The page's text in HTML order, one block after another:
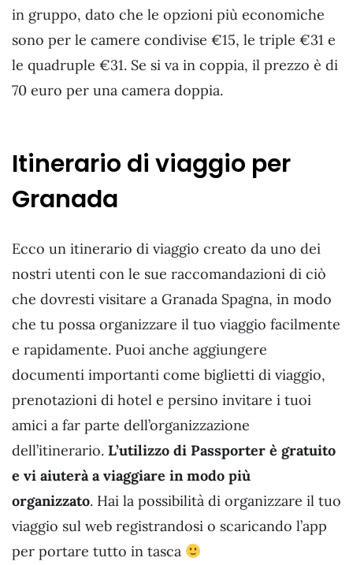
in gruppo, dato che le opzioni più economiche
sono per le camere condivise €15, le triple €31 e
le quadruple €31. Se si va in coppia, il prezzo è di
70 euro per una camera doppia.
Itinerario di viaggio per
Granada
Ecco un itinerario di viaggio creato da uno dei
nostri utenti con le sue raccomandazioni di ciò
che dovresti visitare a Granada Spagna, in modo
che tu possa organizzare il tuo viaggio facilmente
e rapidamente. Puoi anche aggiungere
documenti importanti come biglietti di viaggio,
prenotazioni di hotel e persino invitare i tuoi
amici a far parte dell’organizzazione
dell’itinerario. L’utilizzo di Passporter è gratuito
e vi aiuterà a viaggiare in modo più
organizzato. Hai la possibilità di organizzare il tuo
viaggio sul web registrandosi o scaricando l’app
per portare tutto in tasca